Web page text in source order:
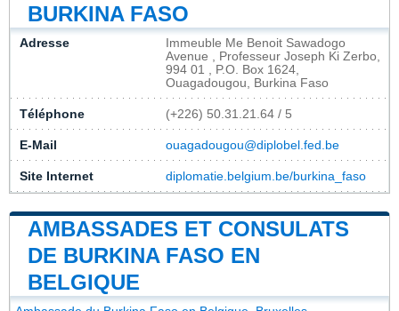
BURKINA FASO
Adresse
Immeuble Me Benoit Sawadogo
Avenue , Professeur Joseph Ki Zerbo,
994 01 , P.O. Box 1624,
Ouagadougou, Burkina Faso
Téléphone (+226) 50.31.21.64 / 5
E-Mail ouagadougou@diplobel.fed.be
Site Internet diplomatie.belgium.be/burkina_faso
AMBASSADES ET CONSULATS
DE BURKINA FASO EN
BELGIQUE